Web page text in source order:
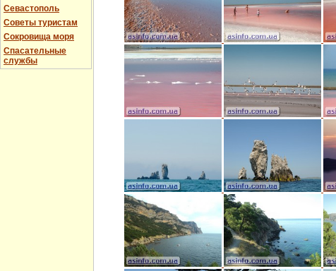
Севастополь
Советы туристам
Сокровища моря
Спасательные
службы